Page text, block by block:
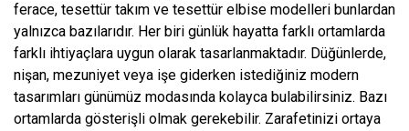
ferace, tesettür takım ve tesettür elbise modelleri bunlardan
yalnızca bazılarıdır. Her biri günlük hayatta farklı ortamlarda
farklı ihtiyaçlara uygun olarak tasarlanmaktadır. Düğünlerde,
nişan, mezuniyet veya işe giderken istediğiniz modern
tasarımları günümüz modasında kolayca bulabilirsiniz. Bazı
ortamlarda gösterişli olmak gerekebilir. Zarafetinizi ortaya